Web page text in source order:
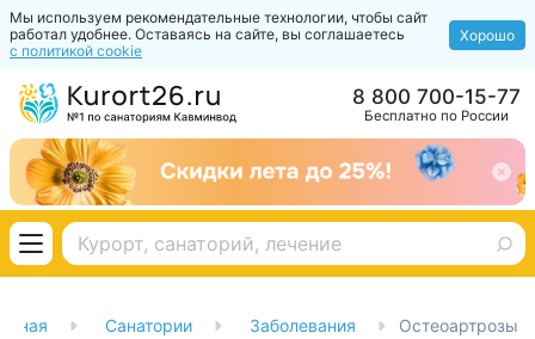
Мы используем рекомендательные технологии, чтобы сайт
работал удобнее. Оставаясь на сайте, вы соглашаетесь
с политикой cookie
Хорошо
Бесплатно по России
8 800 700-15-77
Санатории Заболевания Остеоартрозы